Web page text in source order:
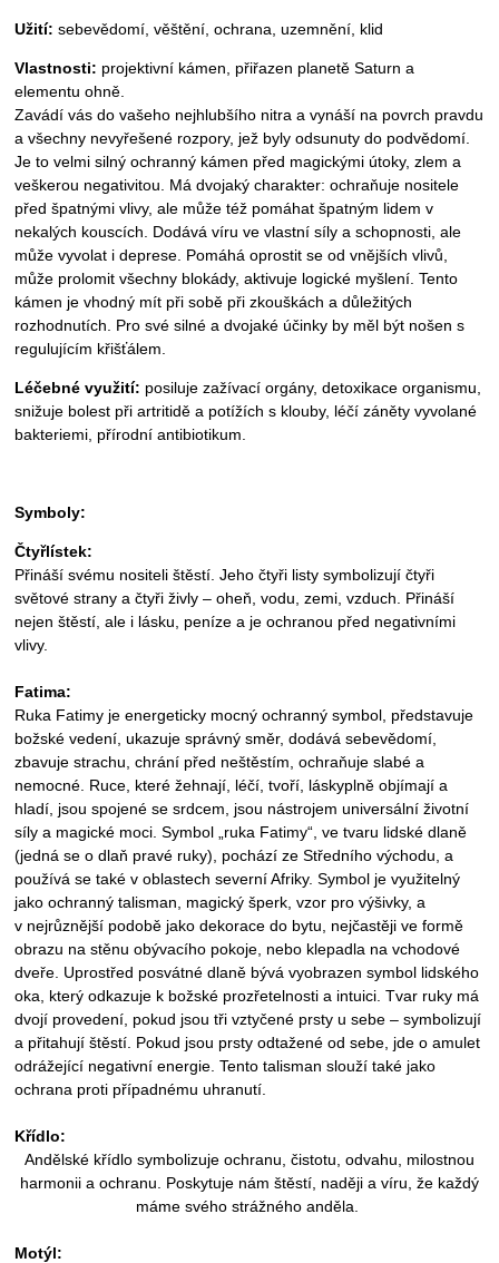
Užití: sebevědomí, věštění, ochrana, uzemnění, klid
Vlastnosti: projektivní kámen, přiřazen planetě Saturn a
elementu ohně.
Zavádí vás do vašeho nejhlubšího nitra a vynáší na povrch pravdu
a všechny nevyřešené rozpory, jež byly odsunuty do podvědomí.
Je to velmi silný ochranný kámen před magickými útoky, zlem a
veškerou negativitou. Má dvojaký charakter: ochraňuje nositele
před špatnými vlivy, ale může též pomáhat špatným lidem v
nekalých kouscích. Dodává víru ve vlastní síly a schopnosti, ale
může vyvolat i deprese. Pomáhá oprostit se od vnějších vlivů,
může prolomit všechny blokády, aktivuje logické myšlení. Tento
kámen je vhodný mít při sobě při zkouškách a důležitých
rozhodnutích. Pro své silné a dvojaké účinky by měl být nošen s
regulujícím křišťálem.
Léčebné využití: posiluje zažívací orgány, detoxikace organismu,
snižuje bolest při artritidě a potížích s klouby, léčí záněty vyvolané
bakteriemi, přírodní antibiotikum.
Symboly:
Čtyřlístek:
Přináší svému nositeli štěstí. Jeho čtyři listy symbolizují čtyři
světové strany a čtyři živly – oheň, vodu, zemi, vzduch. Přináší
nejen štěstí, ale i lásku, peníze a je ochranou před negativními
vlivy.
Fatima:
Ruka Fatimy je energeticky mocný ochranný symbol, představuje
božské vedení, ukazuje správný směr, dodává sebevědomí,
zbavuje strachu, chrání před neštěstím, ochraňuje slabé a
nemocné. Ruce, které žehnají, léčí, tvoří, láskyplně objímají a
hladí, jsou spojené se srdcem, jsou nástrojem universální životní
síly a magické moci. Symbol „ruka Fatimy“, ve tvaru lidské dlaně
(jedná se o dlaň pravé ruky), pochází ze Středního východu, a
používá se také v oblastech severní Afriky. Symbol je využitelný
jako ochranný talisman, magický šperk, vzor pro výšivky, a
v nejrůznější podobě jako dekorace do bytu, nejčastěji ve formě
obrazu na stěnu obývacího pokoje, nebo klepadla na vchodové
dveře. Uprostřed posvátné dlaně bývá vyobrazen symbol lidského
oka, který odkazuje k božské prozřetelnosti a intuici. Tvar ruky má
dvojí provedení, pokud jsou tři vztyčené prsty u sebe – symbolizují
a přitahují štěstí. Pokud jsou prsty odtažené od sebe, jde o amulet
odrážející negativní energie. Tento talisman slouží také jako
ochrana proti případnému uhranutí.
Křídlo:
Andělské křídlo symbolizuje ochranu, čistotu, odvahu, milostnou
harmonii a ochranu. Poskytuje nám štěstí, naději a víru, že každý
máme svého strážného anděla.
Motýl: